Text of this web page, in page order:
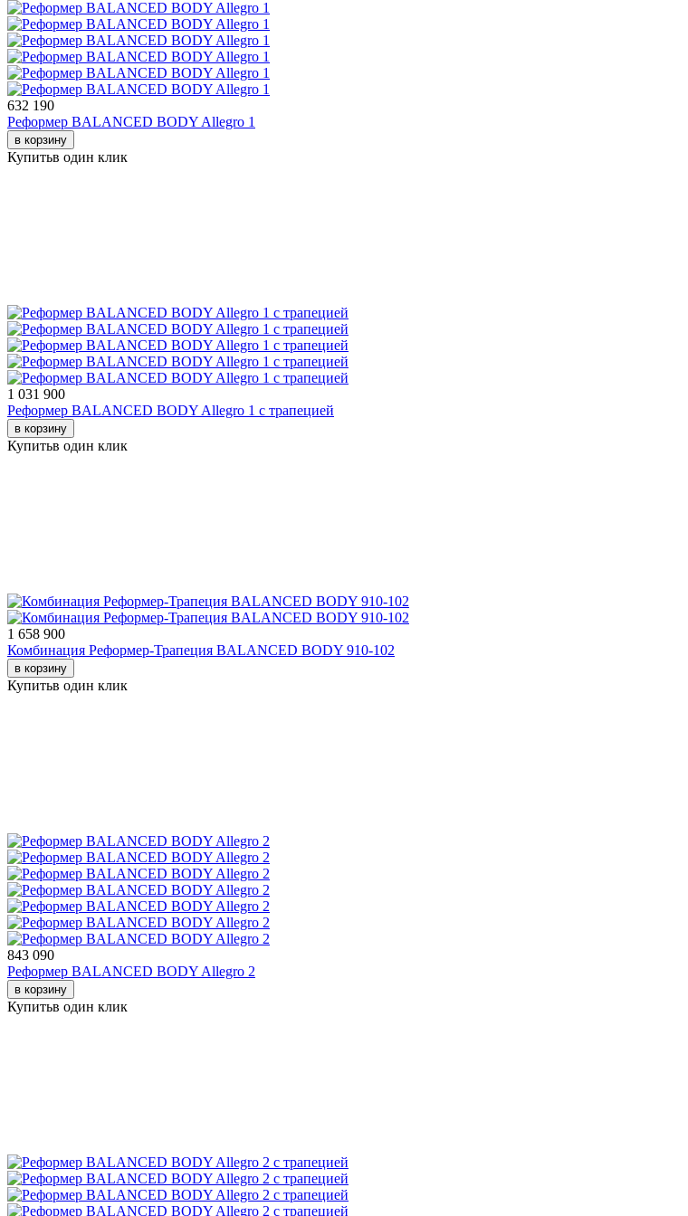
632 190
Реформер BALANCED BODY Allegro 1
в корзину
Купитьв один клик
1 031 900
Реформер BALANCED BODY Allegro 1 с трапецией
в корзину
Купитьв один клик
1 658 900
Комбинация Реформер-Трапеция BALANCED BODY 910-102
в корзину
Купитьв один клик
843 090
Реформер BALANCED BODY Allegro 2
в корзину
Купитьв один клик